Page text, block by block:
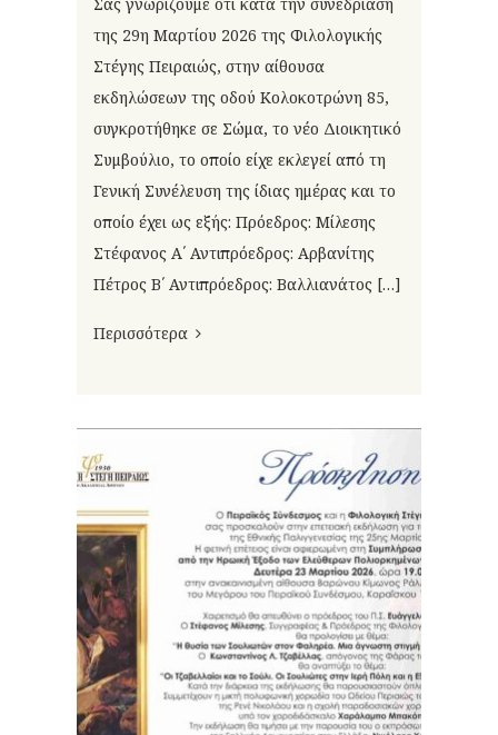
Σας γνωρίζουμε ότι κατά την συνεδρίαση
της 29η Μαρτίου 2026 της Φιλολογικής
Στέγης Πειραιώς, στην αίθουσα
εκδηλώσεων της οδού Κολοκοτρώνη 85,
συγκροτήθηκε σε Σώμα, το νέο Διοικητικό
Συμβούλιο, το οποίο είχε εκλεγεί από τη
Γενική Συνέλευση της ίδιας ημέρας και το
οποίο έχει ως εξής: Πρόεδρος: Μίλεσης
Στέφανος Α΄ Αντιπρόεδρος: Αρβανίτης
Πέτρος Β΄ Αντιπρόεδρος: Βαλλιανάτος […]
Περισσότερα